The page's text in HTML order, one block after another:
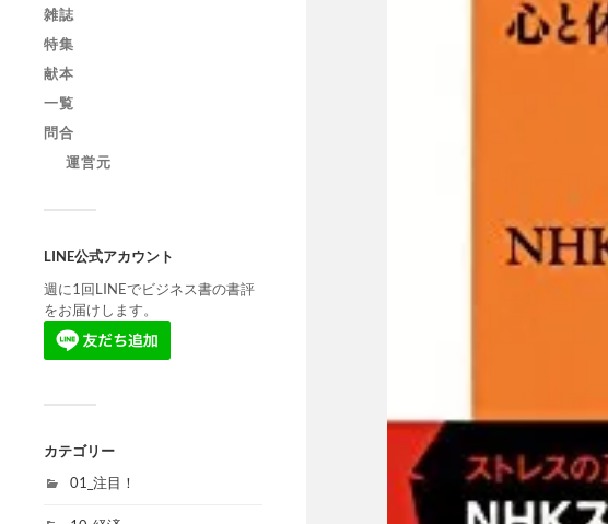
雑誌
特集
献本
一覧
問合
運営元
LINE公式アカウント
週に1回LINEでビジネス書の書評
をお届けします。
カテゴリー
01_注目！